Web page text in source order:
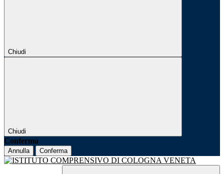
Chiudi
Chiudi
Conferma
Annulla Conferma